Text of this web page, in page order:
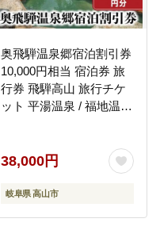
奥飛騨温泉郷宿泊割引券
10,000円相当 宿泊券 旅
行券 飛騨高山 旅行チケ
ット 平湯温泉 / 福地温泉
38,000円
岐阜県 高山市